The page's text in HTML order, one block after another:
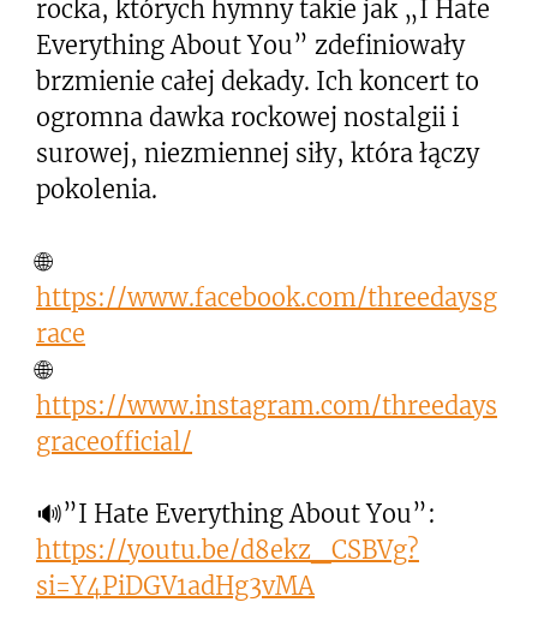
rocka, których hymny takie jak „I Hate
Everything About You” zdefiniowały
brzmienie całej dekady. Ich koncert to
ogromna dawka rockowej nostalgii i
surowej, niezmiennej siły, która łączy
pokolenia.
🌐
https://www.facebook.com/threedaysg
race
🌐
https://www.instagram.com/threedays
graceofficial/
🔊”I Hate Everything About You”:
https://youtu.be/d8ekz_CSBVg?
si=Y4PiDGV1adHg3vMA